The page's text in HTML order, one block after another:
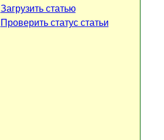
Загрузить статью
Проверить статус статьи